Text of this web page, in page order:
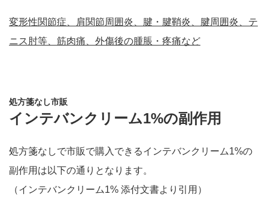
変形性関節症、肩関節周囲炎、腱・腱鞘炎、腱周囲炎、テ
ニス肘等、筋肉痛、外傷後の腫脹・疼痛など
処方箋なし市販
インテバンクリーム1%の副作用
処方箋なしで市販で購入できるインテバンクリーム1%の
副作用は以下の通りとなります。
（インテバンクリーム1% 添付文書より引用）